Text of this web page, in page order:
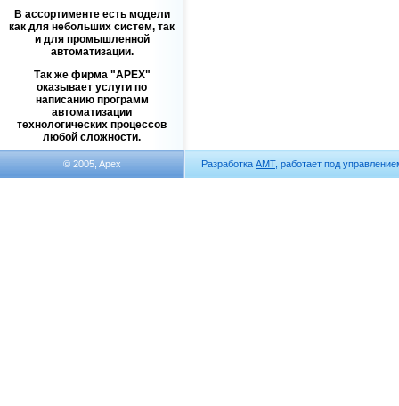
В ассортименте есть модели
как для небольших систем, так
и для промышленной
автоматизации.
Так же фирма
APEX
оказывает услуги по
написанию программ
автоматизации
технологических процессов
любой сложности.
© 2005, Apex Разработка АМТ, работает под